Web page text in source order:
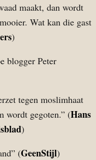
maakt, dan wordt
Wat kan die gast
)
blogger Peter
tegen moslimhaat
wordt gegoten.” (Hans
)
(GeenStijl)